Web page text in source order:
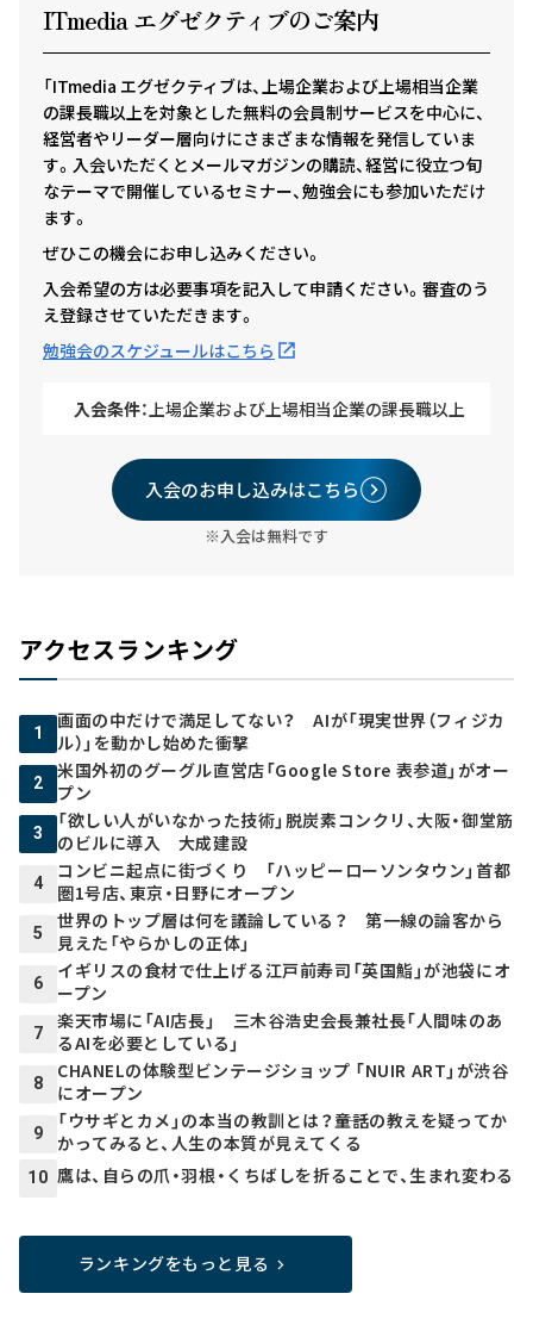
ITmedia エグゼクティ ブのご案内
「ITmedia エグゼクティブは、上場企業および上場相当企業
の課長職以上を対象とした無料の会員制サービスを中心に、
経営者やリーダー層向けにさまざまな情報を発信していま
す。入会いただくとメールマガジンの購読、経営に役立つ旬
なテーマで開催しているセミナー、勉強会にも参加いただけ
ます。
ぜひこの機会にお申し込みください。
入会希望の方は必要事項を記入して申請ください。審査のう
え登録させていただきます。
勉強会のスケジュールはこちら
入会条件： 上場企業および上場相当企業の課長職以上
入会のお申し込みはこちら
※入会は無料です
アクセスランキング
1
画面の中だけで満足してない？ AIが「現実世界（フィジカ
ル）」を動かし始めた衝撃
2
米国外初のグーグル直営店「Google Store 表参道」がオー
プン
3
「欲しい人がいなかった技術」脱炭素コンクリ、大阪・御堂筋
のビルに導入 大成建設
4
コンビニ起点に街づくり 「ハッピーローソンタウン」首都
圏1号店、東京・日野にオープン
5
世界のトップ層は何を議論している？ 第一線の論客から
見えた「やらかしの正体」
6
イギリスの食材で仕上げる江戸前寿司「英国鮨」が池袋にオ
ープン
7
楽天市場に「AI店長」 三木谷浩史会長兼社長「人間味のあ
るAIを必要としている」
8
CHANELの体験型ビンテージショップ 「NUIR ART」が渋谷
にオープン
9
「ウサギとカメ」の本当の教訓とは？――童話の教えを疑ってか
かってみると、人生の本質が見えてくる
10 鷹は、自らの爪・羽根・くちばしを折ることで、生まれ変わる
ランキングをもっと見る